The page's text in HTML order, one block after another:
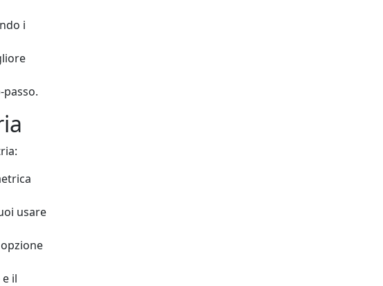
i
usare
il